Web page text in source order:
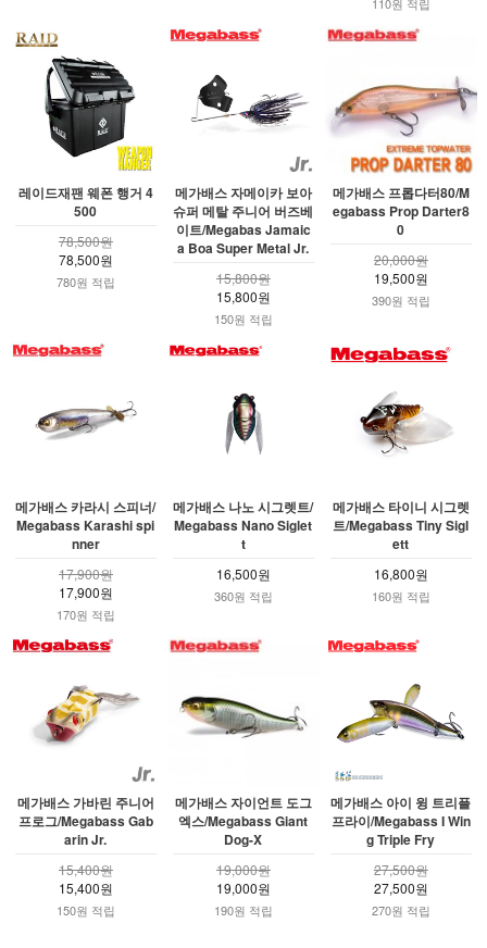
110원 적립
레이드재팬 웨폰 행거 4
500
78,500원
78,500원
780원 적립
메가배스 자메이카 보아
슈퍼 메탈 주니어 버즈베
이트/Megabas Jamaic
a Boa Super Metal Jr.
15,800원
15,800원
150원 적립
메가배스 프롭다터80/M
egabass Prop Darter8
0
20,000원
19,500원
390원 적립
메가배스 카라시 스피너/
Megabass Karashi spi
nner
17,900원
17,900원
170원 적립
메가배스 나노 시그렛트/
Megabass Nano Siglet
t
16,500원
360원 적립
메가배스 타이니 시그렛
트/Megabass Tiny Sigl
ett
16,800원
160원 적립
메가배스 가바린 주니어
프로그/Megabass Gab
arin Jr.
15,400원
15,400원
150원 적립
메가배스 자이언트 도그
엑스/Megabass Giant
Dog-X
19,000원
19,000원
190원 적립
메가배스 아이 윙 트리플
프라이/Megabass I Win
g Triple Fry
27,500원
27,500원
270원 적립